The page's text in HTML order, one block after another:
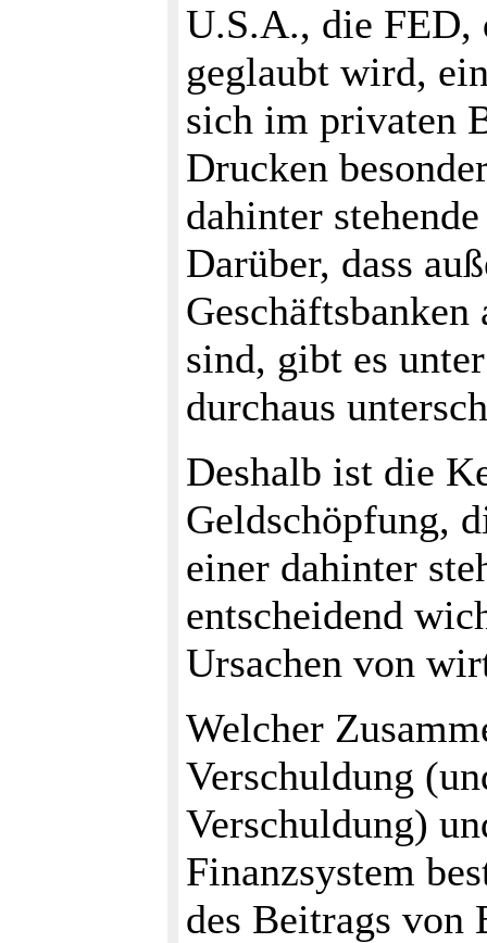
U.S.A., die FED,
geglaubt wird,
sich im privaten
Drucken
dahinter
Darüber, dass
sind, gibt es
durchaus
Deshalb ist die
Geldschöpfung,
einer dahinter
entscheidend
Ursachen von
Welcher
Verschuldung
Verschuldung)
Finanzsystem
des Beitrags von